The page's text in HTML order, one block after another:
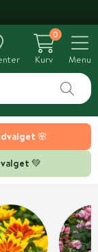
0
Kurv
Menu
🌸
💚